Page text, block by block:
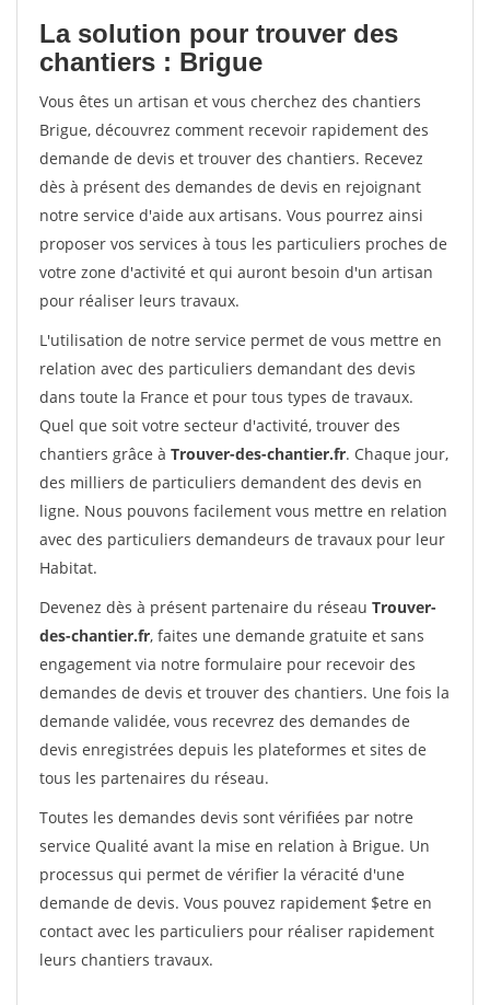
La solution pour trouver des
chantiers : Brigue
Vous êtes un artisan et vous cherchez des chantiers
Brigue, découvrez comment recevoir rapidement des
demande de devis et trouver des chantiers. Recevez
dès à présent des demandes de devis en rejoignant
notre service d'aide aux artisans. Vous pourrez ainsi
proposer vos services à tous les particuliers proches de
votre zone d'activité et qui auront besoin d'un artisan
pour réaliser leurs travaux.
L'utilisation de notre service permet de vous mettre en
relation avec des particuliers demandant des devis
dans toute la France et pour tous types de travaux.
Quel que soit votre secteur d'activité, trouver des
chantiers grâce à Trouver-des-chantier.fr. Chaque jour,
des milliers de particuliers demandent des devis en
ligne. Nous pouvons facilement vous mettre en relation
avec des particuliers demandeurs de travaux pour leur
Habitat.
Devenez dès à présent partenaire du réseau Trouver-
des-chantier.fr, faites une demande gratuite et sans
engagement via notre formulaire pour recevoir des
demandes de devis et trouver des chantiers. Une fois la
demande validée, vous recevrez des demandes de
devis enregistrées depuis les plateformes et sites de
tous les partenaires du réseau.
Toutes les demandes devis sont vérifiées par notre
service Qualité avant la mise en relation à Brigue. Un
processus qui permet de vérifier la véracité d'une
demande de devis. Vous pouvez rapidement $etre en
contact avec les particuliers pour réaliser rapidement
leurs chantiers travaux.